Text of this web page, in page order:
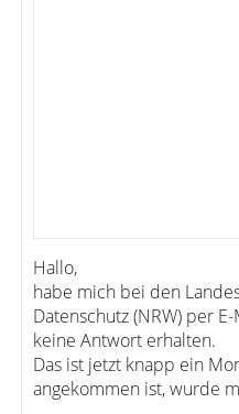
Hallo,
habe mich bei den
Datenschutz (NRW) per
keine Antwort erhalten.
Das ist jetzt knapp ein
angekommen ist, wurde